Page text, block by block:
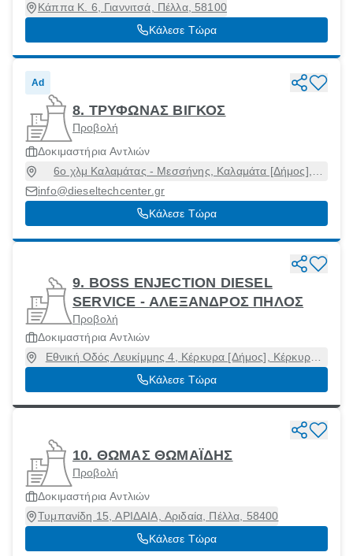
Κάππα Κ. 6, Γιαννιτσά, Πέλλα, 58100
Κάλεσε Τώρα
Ad
8. ΤΡΥΦΩΝΑΣ ΒΙΓΚΟΣ
Προβολή
Δοκιμαστήρια Αντλιών
6ο χλμ Καλαμάτας - Μεσσήνης, Καλαμάτα [Δήμος],
Μεσσηνία, 24100
info@dieseltechcenter.gr
Κάλεσε Τώρα
9. BOSS ENJECTION DIESEL
SERVICE - ΑΛΕΞΑΝΔΡΟΣ ΠΗΛΟΣ
Προβολή
Δοκιμαστήρια Αντλιών
Εθνική Οδός Λευκίμμης 4, Κέρκυρα [Δήμος], Κέρκυρα,
49100
Κάλεσε Τώρα
10. ΘΩΜΑΣ ΘΩΜΑΪΔΗΣ
Προβολή
Δοκιμαστήρια Αντλιών
Τυμπανίδη 15, ΑΡΙΔΑΙΑ, Αριδαία, Πέλλα, 58400
Κάλεσε Τώρα